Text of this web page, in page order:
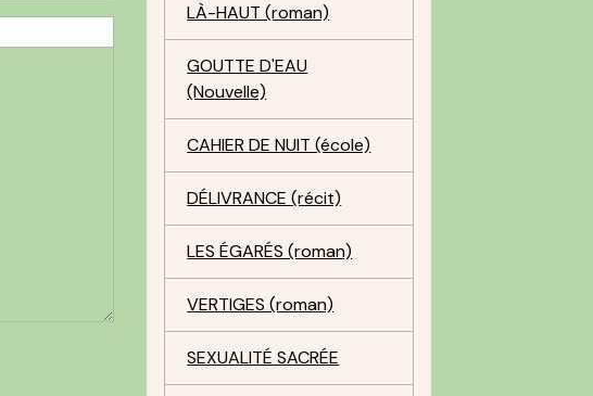
LÀ-HAUT (roman)
GOUTTE D'EAU
(Nouvelle)
CAHIER DE NUIT (école)
DÉLIVRANCE (récit)
LES ÉGARÉS (roman)
VERTIGES (roman)
SEXUALITÉ SACRÉE